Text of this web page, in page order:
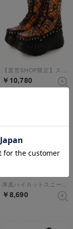
￥10,780
￥8,690